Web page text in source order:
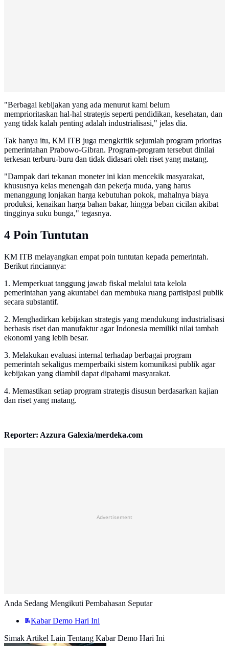
"Berbagai kebijakan yang ada menurut kami belum
memprioritaskan hal-hal strategis seperti pendidikan, kesehatan, dan
yang tidak kalah penting adalah industrialisasi," jelas dia.
Tak hanya itu, KM ITB juga mengkritik sejumlah program prioritas
pemerintahan Prabowo-Gibran. Program-program tersebut dinilai
terkesan terburu-buru dan tidak didasari oleh riset yang matang.
"Dampak dari tekanan moneter ini kian mencekik masyarakat,
khususnya kelas menengah dan pekerja muda, yang harus
menanggung lonjakan harga kebutuhan pokok, mahalnya biaya
produksi, kenaikan harga bahan bakar, hingga beban cicilan akibat
tingginya suku bunga," tegasnya.
4 Poin Tuntutan
KM ITB melayangkan empat poin tuntutan kepada pemerintah.
Berikut rinciannya:
1. Memperkuat tanggung jawab fiskal melalui tata kelola
pemerintahan yang akuntabel dan membuka ruang partisipasi publik
secara substantif.
2. Menghadirkan kebijakan strategis yang mendukung industrialisasi
berbasis riset dan manufaktur agar Indonesia memiliki nilai tambah
ekonomi yang lebih besar.
3. Melakukan evaluasi internal terhadap berbagai program
pemerintah sekaligus memperbaiki sistem komunikasi publik agar
kebijakan yang diambil dapat dipahami masyarakat.
4. Memastikan setiap program strategis disusun berdasarkan kajian
dan riset yang matang.
Reporter: Azzura Galexia/merdeka.com
Advertisement
Anda Sedang Mengikuti Pembahasan Seputar
Kabar Demo Hari Ini
Simak Artikel Lain Tentang Kabar Demo Hari Ini